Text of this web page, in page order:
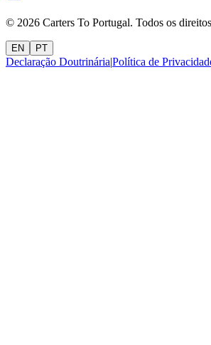
© 2026 Carters To Portugal. Todos os
EN PT
Declaração Doutrinária|Política de